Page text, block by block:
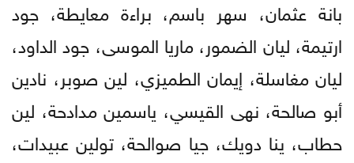
بانة عثمان، سهر باسم، براءة معايطة، جود
ارتيمة، ليان الضمور، ماريا الموسى، جود الداود،
ليان مغاسلة، إيمان الطميزي، لين صوبر، نادين
أبو صالحة، نهى القيسي، ياسمين مدادحة، لين
حطاب، ينا دويك، جيا صوالحة، تولين عبيدات،